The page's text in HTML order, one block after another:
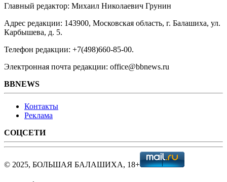
Главный редактор: Михаил Николаевич Грунин
Адрес редакции: 143900, Московская область, г. Балашиха, ул.
Карбышева, д. 5.
Телефон редакции: +7(498)660-85-00.
Электронная почта редакции: office@bbnews.ru
BBNEWS
Контакты
Реклама
СОЦСЕТИ
© 2025, БОЛЬШАЯ БАЛАШИХА, 18+